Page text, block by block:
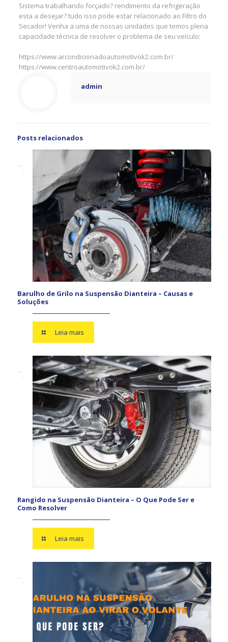
Sistema trabalhando forçado? rendimento da refrigeração
esta a desejar? tudo isso pode estar relacionado ao Filtro do
Secador! Venha a uma de nossas unidades que temos plena
capacidade técnica de resolver o problema de seu veículo:
https://www.arcondicionadoautomotivok2.com.br/
https://www.centroautomotivok2.com.br/
admin
Posts relacionados
Barulho de Grilo na Suspensão Dianteira – Causas e
Soluções
Leia mais
Rangido na Suspensão Dianteira – O Que Pode Ser e
Como Resolver
Leia mais